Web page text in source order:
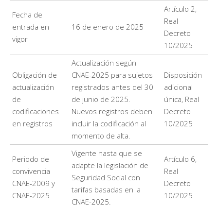
Fecha de
entrada en
vigor
16 de enero de 2025
Artículo 2,
Real
Decreto
10/2025
Obligación de
actualización
de
codificaciones
en registros
Actualización según
CNAE-2025 para sujetos
registrados antes del 30
de junio de 2025.
Nuevos registros deben
incluir la codificación al
momento de alta.
Disposición
adicional
única, Real
Decreto
10/2025
Periodo de
convivencia
CNAE-2009 y
CNAE-2025
Vigente hasta que se
adapte la legislación de
Seguridad Social con
tarifas basadas en la
CNAE-2025.
Artículo 6,
Real
Decreto
10/2025